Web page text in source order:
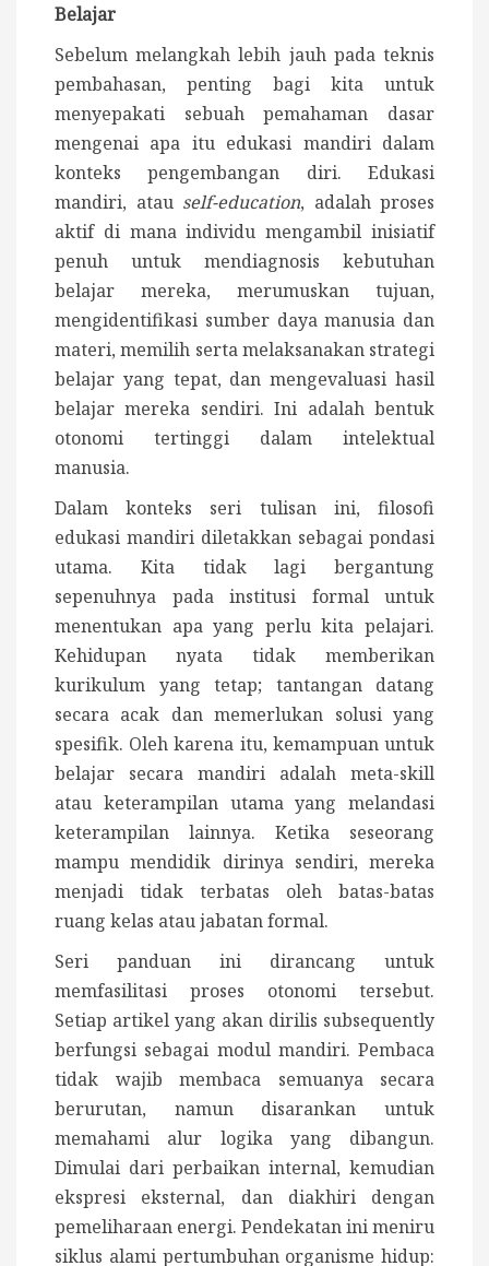
Belajar
Sebelum melangkah lebih jauh pada teknis
pembahasan, penting bagi kita untuk
menyepakati sebuah pemahaman dasar
mengenai apa itu edukasi mandiri dalam
konteks pengembangan diri. Edukasi
mandiri, atau self-education, adalah proses
aktif di mana individu mengambil inisiatif
penuh untuk mendiagnosis kebutuhan
belajar mereka, merumuskan tujuan,
mengidentifikasi sumber daya manusia dan
materi, memilih serta melaksanakan strategi
belajar yang tepat, dan mengevaluasi hasil
belajar mereka sendiri. Ini adalah bentuk
otonomi tertinggi dalam intelektual
manusia.
Dalam konteks seri tulisan ini, filosofi
edukasi mandiri diletakkan sebagai pondasi
utama. Kita tidak lagi bergantung
sepenuhnya pada institusi formal untuk
menentukan apa yang perlu kita pelajari.
Kehidupan nyata tidak memberikan
kurikulum yang tetap; tantangan datang
secara acak dan memerlukan solusi yang
spesifik. Oleh karena itu, kemampuan untuk
belajar secara mandiri adalah meta-skill
atau keterampilan utama yang melandasi
keterampilan lainnya. Ketika seseorang
mampu mendidik dirinya sendiri, mereka
menjadi tidak terbatas oleh batas-batas
ruang kelas atau jabatan formal.
Seri panduan ini dirancang untuk
memfasilitasi proses otonomi tersebut.
Setiap artikel yang akan dirilis subsequently
berfungsi sebagai modul mandiri. Pembaca
tidak wajib membaca semuanya secara
berurutan, namun disarankan untuk
memahami alur logika yang dibangun.
Dimulai dari perbaikan internal, kemudian
ekspresi eksternal, dan diakhiri dengan
pemeliharaan energi. Pendekatan ini meniru
siklus alami pertumbuhan organisme hidup: